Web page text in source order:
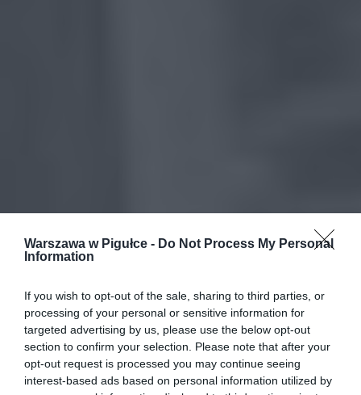
Warszawa w Pigułce - Do Not Process My Personal
Information
If you wish to opt-out of the sale, sharing to third parties, or
processing of your personal or sensitive information for
targeted advertising by us, please use the below opt-out
section to confirm your selection. Please note that after your
opt-out request is processed you may continue seeing
interest-based ads based on personal information utilized by